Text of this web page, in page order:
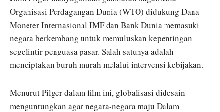
Organisasi Perdagangan Dunia (WTO) didukung Dana
Moneter Internasional IMF dan Bank Dunia memasuki
negara berkembang untuk memuluskan kepentingan
segelintir penguasa pasar. Salah satunya adalah
menciptakan buruh murah melalui intervensi kebijakan.
Menurut Pilger dalam film ini, globalisasi didesain
menguntungkan agar negara-negara maju Dalam